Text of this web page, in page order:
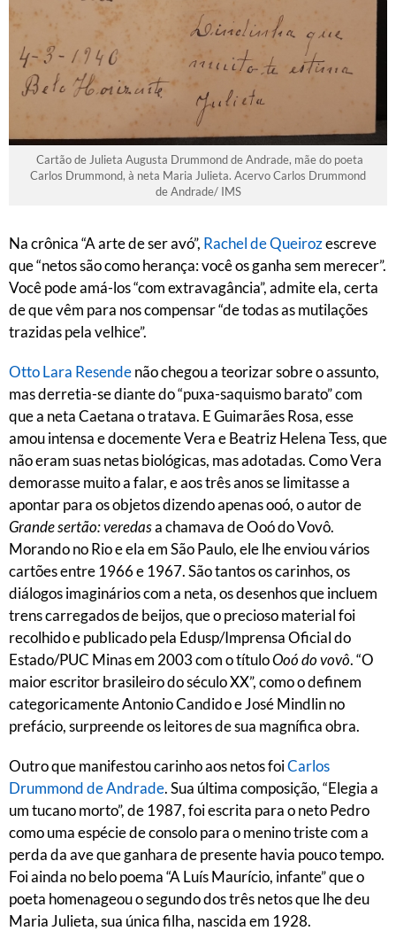
Cartão de Julieta Augusta Drummond de Andrade, mãe do poeta
Carlos Drummond, à neta Maria Julieta. Acervo Carlos Drummond
de Andrade/ IMS
Na crônica “A arte de ser avó”, Rachel de Queirozescreve
que “netos são como herança: você os ganha sem merecer”.
Você pode amá-los “com extravagância”, admite ela, certa
de que vêm para nos compensar “de todas as mutilações
trazidas pela velhice”.
Otto Lara Resendenão chegou a teorizar sobre o assunto,
mas derretia-se diante do “puxa-saquismo barato” com
que a neta Caetana o tratava. E Guimarães Rosa, esse
amou intensa e docemente Vera e Beatriz Helena Tess, que
não eram suas netas biológicas, mas adotadas. Como Vera
demorasse muito a falar, e aos três anos se limitasse a
apontar para os objetos dizendo apenas ooó, o autor de
Grande sertão: veredasa chamava de Ooó do Vovô.
Morando no Rio e ela em São Paulo, ele lhe enviou vários
cartões entre 1966 e 1967. São tantos os carinhos, os
diálogos imaginários com a neta, os desenhos que incluem
trens carregados de beijos, que o precioso material foi
recolhido e publicado pela Edusp/Imprensa Oficial do
Estado/PUC Minas em 2003 com o títuloOoó do vovô. “O
maior escritor brasileiro do século XX”, como o definem
categoricamente Antonio Candido e José Mindlin no
prefácio, surpreende os leitores de sua magnífica obra.
Outro que manifestou carinho aos netos foiCarlos
Drummond de Andrade. Sua última composição, “Elegia a
um tucano morto”, de 1987, foi escrita para o neto Pedro
como uma espécie de consolo para o menino triste com a
perda da ave que ganhara de presente havia pouco tempo.
Foi ainda no belo poema “A Luís Maurício, infante” que o
poeta homenageou o segundo dos três netos que lhe deu
Maria Julieta, sua única filha, nascida em 1928.